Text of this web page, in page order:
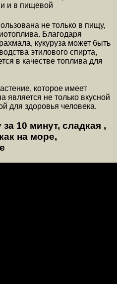
и в пищевой
не только в пищу,
Благодаря
кукуруза может быть
этилового спирта,
в качестве топлива для
которое имеет
не только вкусной
для здоровья человека.
10 минут, сладкая ,
на море,